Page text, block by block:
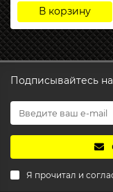
В корзину
Подписывайтесь
Я прочитал и